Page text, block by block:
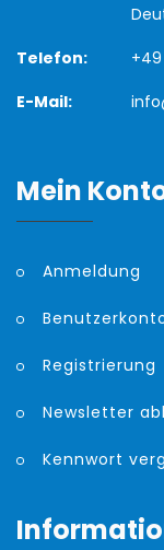
Telefon:
E-Mail:
Mein
Anmeldung
Registrierung
Newsletter
Kennwort